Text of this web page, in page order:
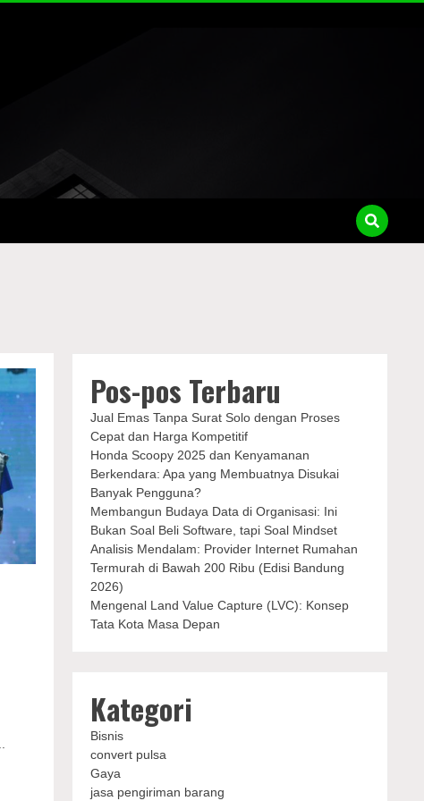
Pos-pos Terbaru
Jual Emas Tanpa Surat Solo dengan Proses
Cepat dan Harga Kompetitif
Honda Scoopy 2025 dan Kenyamanan
Berkendara: Apa yang Membuatnya Disukai
Banyak Pengguna?
Membangun Budaya Data di Organisasi: Ini
Bukan Soal Beli Software, tapi Soal Mindset
Analisis Mendalam: Provider Internet Rumahan
Termurah di Bawah 200 Ribu (Edisi Bandung
2026)
Mengenal Land Value Capture (LVC): Konsep
Tata Kota Masa Depan
Kategori
Bisnis
convert pulsa
Gaya
jasa pengiriman barang